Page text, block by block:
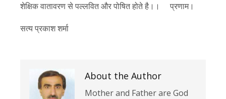
शेक्षिक वातावरण से पल्लवित और पोषित होते है।। प्रणाम।
सत्य प्रकाश शर्मा
About the Author
Mother and Father are God